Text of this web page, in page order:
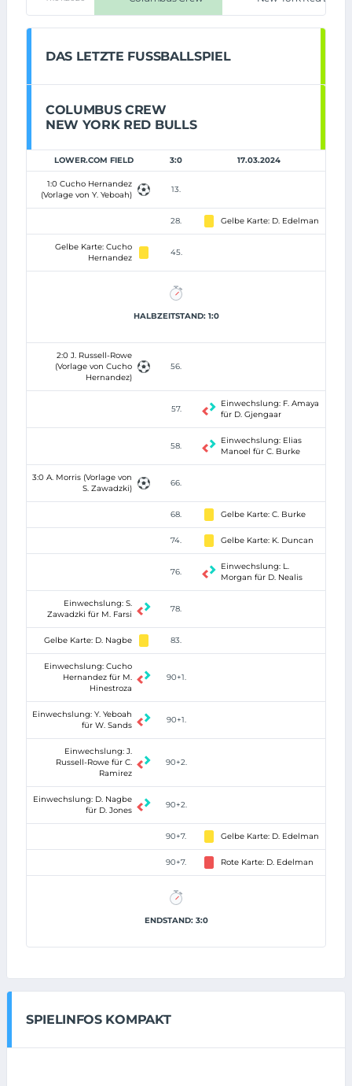
DAS LETZTE FUSSBALLSPIEL
COLUMBUS CREW
NEW YORK RED BULLS
LOWER.COM FIELD 3:0 17.03.2024
1:0 Cucho Hernandez
(Vorlage von Y. Yeboah)
13.
28. Gelbe Karte: D. Edelman
Gelbe Karte: Cucho
Hernandez
45.
HALBZEITSTAND: 1:0
2:0 J. Russell-Rowe
(Vorlage von Cucho
Hernandez)
56.
57.
Einwechslung: F. Amaya
für D. Gjengaar
58.
Einwechslung: Elias
Manoel für C. Burke
3:0 A. Morris (Vorlage von
S. Zawadzki)
66.
68. Gelbe Karte: C. Burke
74. Gelbe Karte: K. Duncan
76.
Einwechslung: L.
Morgan für D. Nealis
Einwechslung: S.
Zawadzki für M. Farsi
78.
Gelbe Karte: D. Nagbe 83.
Einwechslung: Cucho
Hernandez für M.
Hinestroza
90+1.
Einwechslung: Y. Yeboah
für W. Sands
90+1.
Einwechslung: J.
Russell-Rowe für C.
Ramirez
90+2.
Einwechslung: D. Nagbe
für D. Jones
90+2.
90+7. Gelbe Karte: D. Edelman
90+7. Rote Karte: D. Edelman
ENDSTAND: 3:0
SPIELINFOS KOMPAKT